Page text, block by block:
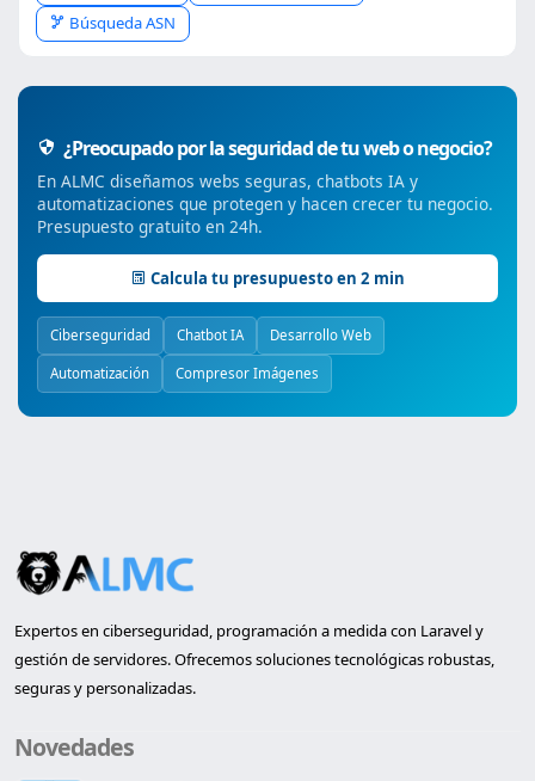
Búsqueda ASN
¿Preocupado por la seguridad de tu web o negocio?
En ALMC diseñamos webs seguras, chatbots IA y
automatizaciones que protegen y hacen crecer tu negocio.
Presupuesto gratuito en 24h.
Calcula tu presupuesto en 2 min
Ciberseguridad Chatbot IA Desarrollo Web
Automatización Compresor Imágenes
Expertos en ciberseguridad, programación a medida con Laravel y
gestión de servidores. Ofrecemos soluciones tecnológicas robustas,
seguras y personalizadas.
Novedades